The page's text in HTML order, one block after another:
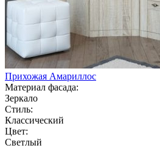
Прихожая Амариллос
Материал фасада:
Зеркало
Стиль:
Классический
Цвет:
Светлый